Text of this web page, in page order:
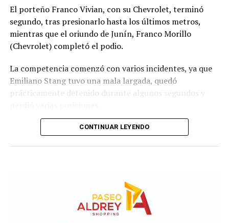
El porteño Franco Vivian, con su Chevrolet, terminó
segundo, tras presionarlo hasta los últimos metros,
mientras que el oriundo de Junín, Franco Morillo
(Chevrolet) completó el podio.
La competencia comenzó con varios incidentes, ya que
Emiliano Stang tuvo una mala largada, quedó
prácticamente detenido durante algunos segundos y
En los primeros metros también se produjo un
desparramo que dejó a varios autos fuera de pista y
protagonizó un fuerte accidente al impactar de lleno
contra el paredón y su auto quedó seriamente dañado
por lo que la carrera fue neutralizada.
CONTINUAR LEYENDO